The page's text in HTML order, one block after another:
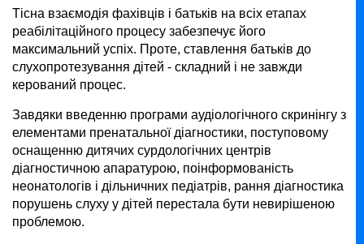
Тісна взаємодія фахівців і батьків на всіх етапах
реабілітаційного процесу забезпечує його
максимальний успіх. Проте, ставлення батьків до
слухопротезування дітей - складний і не завжди
керований процес.
Завдяки введенню програми аудіологічного скринінгу з
елементами пренатальної діагностики, поступовому
оснащенню дитячих сурдологічних центрів
діагностичною апаратурою, поінформованість
неонатологів і дільничних педіатрів, рання діагностика
порушень слуху у дітей перестала бути невирішеною
проблемою.